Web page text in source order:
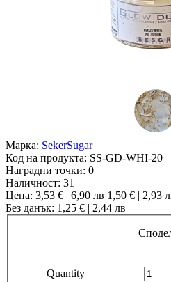
Марка: SekerSugar
Код на продукта: SS-GD-WHI-20
Наградни точки: 0
Наличност: 31
Цена: 3,53 € | 6,90 лв 1,50 € | 2,93
Без данък: 1,25 € | 2,44 лв
Quantity